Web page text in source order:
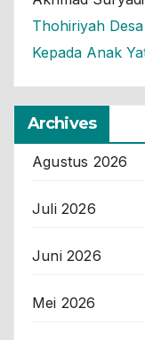
Thohiriyah
Kepada Anak
Archives
Agustus 2026
Juli 2026
Juni 2026
Mei 2026